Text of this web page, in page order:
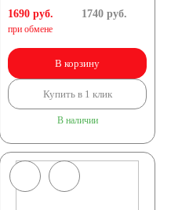
1690 руб.
при обмене
1740руб.
В корзину
Купить в 1 клик
В наличии